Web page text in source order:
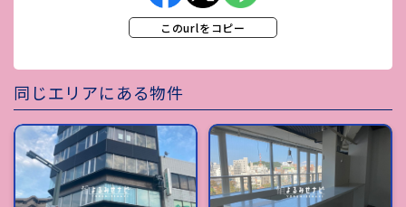
このurlをコピー
同じエリアにある物件